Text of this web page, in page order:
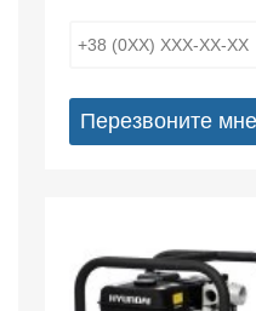
Перезвоните мне